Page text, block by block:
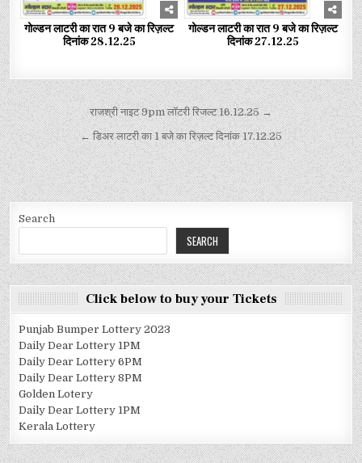
गोल्डन लाटरी का रात 9 बजे का रिज़ल्ट
दिनांक 28.12.25
गोल्डन लाटरी का रात 9 बजे का रिज़ल्ट
दिनांक 27.12.25
राजश्री नाइट 9pm लॉटरी रिजल्ट 16.12.25 →
← डिअर लाटरी का 1 बजे का रिज़ल्ट दिनांक 17.12.25
Search
SEARCH
Click below to buy your Tickets
Punjab Bumper Lottery 2023
Daily Dear Lottery 1PM
Daily Dear Lottery 6PM
Daily Dear Lottery 8PM
Golden Lotery
Daily Dear Lottery 1PM
Kerala Lottery